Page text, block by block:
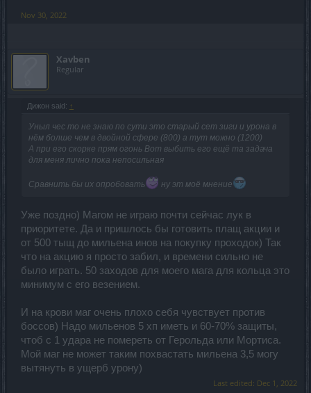
Nov 30, 2022
Xavben
Regular
Дижон said: ↑
Уныл чес то не знаю по сути это старый сет зиги и урона в
нём болше чем в двойной сфере (800) а тут можно (1200)
А при его скорке прям огонь Вот выбить его ещё та задача
для меня лично пока непосильная
Сравнить бы их опробовать ну эт моё мнение
Уже поздно) Магом не играю почти сейчас лук в
приоритете. Да и пришлось бы готовить плащ акции и
от 500 тыщ до мильена инов на покупку проходок) Так
что на акцию я просто забил, и времени сильно не
было играть. 50 заходов для моего мага для кольца это
минимум с его везением.
И на крови маг очень плохо себя чувствует против
боссов) Надо мильенов 5 хп иметь и 60-70% защиты,
чтоб с 1 удара не помереть от Герольда или Мортиса.
Мой маг не может таким похвастать мильена 3,5 могу
вытянуть в ущерб урону)
Last edited: Dec 1, 2022